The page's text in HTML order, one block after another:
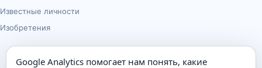
Известные личности
Изобретения
Google Analytics помогает нам понять, какие